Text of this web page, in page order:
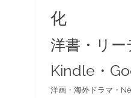
化
洋書・リー
Kindle・
洋画・海外ドラマ・